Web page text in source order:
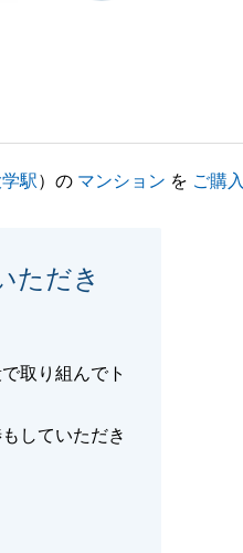
駅）の マンション を ご購入
ただき
取り組んでト
していただき